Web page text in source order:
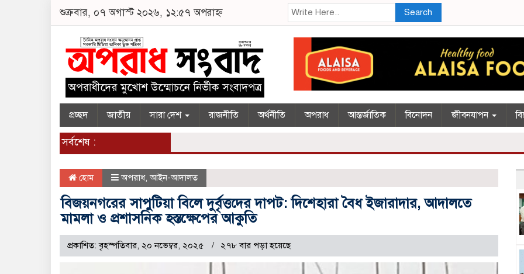
শুক্রবার, ০৭ অগাস্ট ২০২৬, ১২:৫৭ অপরাহ্ন Search
প্রচ্ছদ জাতীয় সারা দেশ রাজনীতি অর্থনীতি অপরাধ আন্তর্জাতিক বিনোদন জীবনযাপন
সর্বশেষ :
হোম অপরাধ, আইন-আদালত
বিজয়নগরের সাপুটিয়া বিলে দুর্বৃত্তদের দাপট: দিশেহারা বৈধ ইজারাদার, আদালতে
মামলা ও প্রশাসনিক হস্তক্ষেপের আকুতি
প্রকাশিত: বৃহস্পতিবার, ২০ নভেম্বর, ২০২৫ ২৭৮ বার পড়া হয়েছে